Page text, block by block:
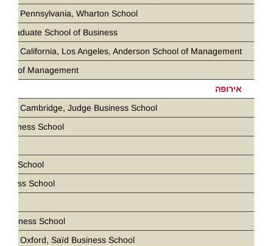
of Pennsylvania, Wharton School
Graduate School of Business
of California, Los Angeles, Anderson School of Management
of Management
אירופה
of Cambridge, Judge Business School
School
School
School
School
of Oxford, Saïd Business School